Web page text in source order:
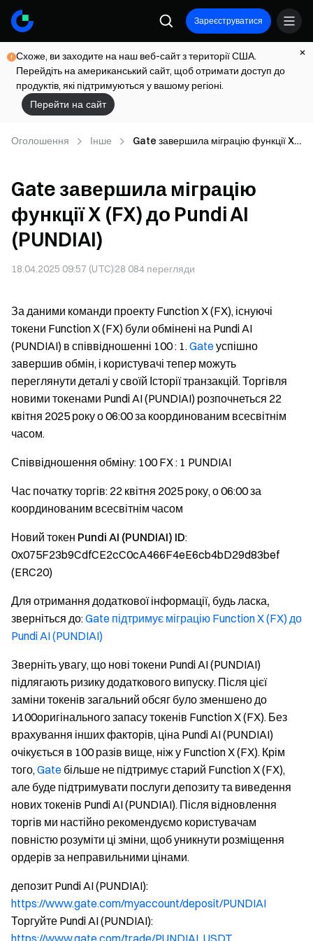
Зареєструватися
Схоже, ви заходите на наш веб-сайт з території США.
Перейдіть на американський сайт, щоб отримати доступ до
продуктів, які підтримуються у вашому регіоні.
Перейти на сайт
Оголошення Інше
Gate завершила міграцію функції X
Gate завершила міграцію
функції X (FX) до Pundi AI
(PUNDIAI)
18.04.2025 09:57 (UTC)28 084 перегляди
За даними команди проекту Function X (FX), існуючі
токени Function X (FX) були обмінені на Pundi AI
(PUNDIAI) в співвідношенні 100 : 1.Gateуспішно
завершив обмін, і користувачі тепер можуть
переглянути деталі у своїй Історії транзакцій. Торгівля
новими токенами Pundi AI (PUNDIAI) розпочнеться 22
квітня 2025 року о 06:00 за координованим всесвітнім
часом.
Співвідношення обміну: 100 FX : 1 PUNDIAI
Час початку торгів: 22 квітня 2025 року, о 06:00 за
координованим всесвітнім часом
Новий токен Pundi AI (PUNDIAI) ID:
0x075F23b9CdfCE2cC0cA466F4eE6cb4bD29d83bef
(ERC20)
Для отримання додаткової інформації, будь ласка,
зверніться до:Gate підтримує міграцію Function X (FX) до
Pundi AI (PUNDIAI)
Зверніть увагу, що нові токени Pundi AI (PUNDIAI)
підлягають ризику додаткового випуску. Після цієї
заміни токенів загальний обсяг було зменшено до
1⁄100оригінального запасу токенів Function X (FX). Без
врахування інших факторів, ціна Pundi AI (PUNDIAI)
очікується в 100 разів вище, ніж у Function X (FX). Крім
того,Gate більше не підтримує старий Function X (FX),
але буде підтримувати послуги депозиту та виведення
нових токенів Pundi AI (PUNDIAI). Після відновлення
торгів ми настійно рекомендуємо користувачам
повністю розуміти ці зміни, щоб уникнути розміщення
ордерів за неправильними цінами.
депозит Pundi AI (PUNDIAI):
https://www.gate.com/myaccount/deposit/PUNDIAI
Торгуйте Pundi AI (PUNDIAI):
https://www.gate.com/trade/PUNDIAI_USDT